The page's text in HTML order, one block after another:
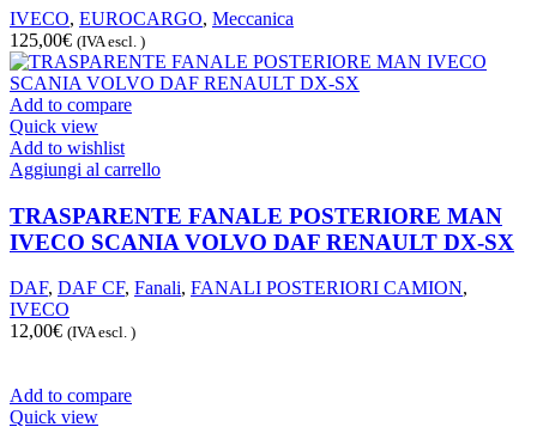
IVECO, EUROCARGO, Meccanica
125,00€ (IVA escl. )
Add to compare
Quick view
Add to wishlist
Aggiungi al carrello
TRASPARENTE FANALE POSTERIORE MAN
IVECO SCANIA VOLVO DAF RENAULT DX-SX
DAF, DAF CF, Fanali, FANALI POSTERIORI CAMION,
IVECO
12,00€ (IVA escl. )
Add to compare
Quick view